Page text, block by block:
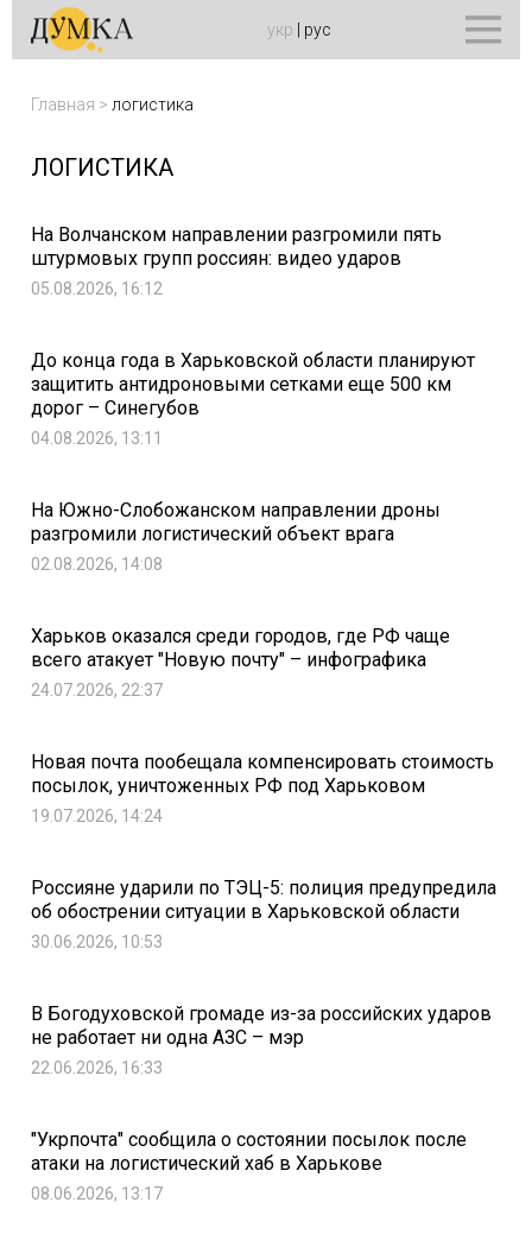
укр рус
Главная > логистика
ЛОГИСТИКА
На Волчанском направлении разгромили пять
штурмовых групп россиян: видео ударов
05.08.2026, 16:12
До конца года в Харьковской области планируют
защитить антидроновыми сетками еще 500 км
дорог – Синегубов
04.08.2026, 13:11
На Южно-Слобожанском направлении дроны
разгромили логистический объект врага
02.08.2026, 14:08
Харьков оказался среди городов, где РФ чаще
всего атакует "Новую почту" – инфографика
24.07.2026, 22:37
Новая почта пообещала компенсировать стоимость
посылок, уничтоженных РФ под Харьковом
19.07.2026, 14:24
Россияне ударили по ТЭЦ-5: полиция предупредила
об обострении ситуации в Харьковской области
30.06.2026, 10:53
В Богодуховской громаде из-за российских ударов
не работает ни одна АЗС – мэр
22.06.2026, 16:33
"Укрпочта" сообщила о состоянии посылок после
атаки на логистический хаб в Харькове
08.06.2026, 13:17